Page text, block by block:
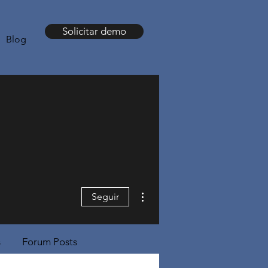
Blog
Solicitar demo
Seguir
Forum Posts